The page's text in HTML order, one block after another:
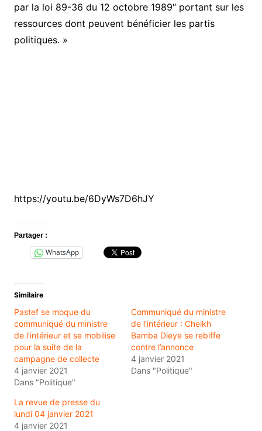
par la loi 89-36 du 12 octobre 1989″ portant sur les
ressources dont peuvent bénéficier les partis
politiques. »
https://youtu.be/6DyWs7D6hJY
Partager :
WhatsApp
Similaire
Pastef se moque du
communiqué du ministre
de l’intérieur et se mobilise
pour la suite de la
campagne de collecte
4 janvier 2021
Dans "Politique"
Communiqué du ministre
de l’intérieur : Cheikh
Bamba Dieye se rebiffe
contre l’annonce
4 janvier 2021
Dans "Politique"
La revue de presse du
lundi 04 janvier 2021
4 janvier 2021